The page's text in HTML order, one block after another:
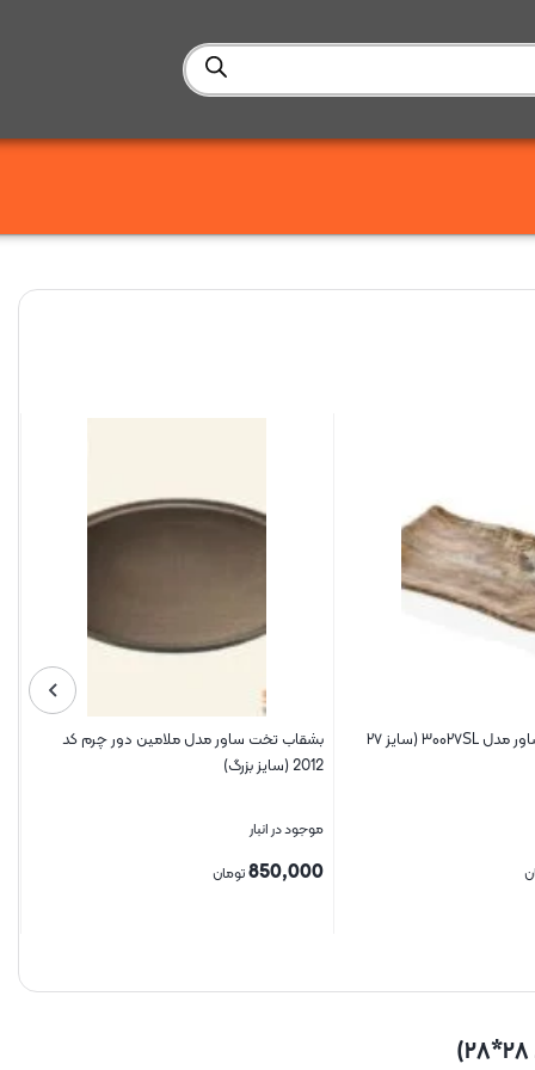
بشقاب ملامین ساور مدل ۳۰۰۲۷SL (سایز ۲۷
بشقاب تخت ساور مدل ملامین دور چرم کد
2012 (سایز بزرگ)
موجود در انبار
850,000تومان